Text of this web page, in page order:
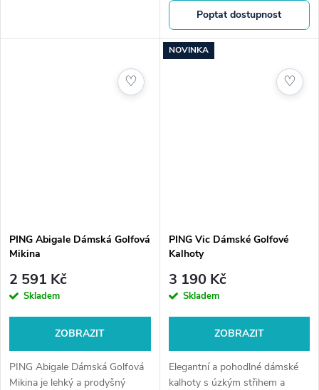
komfort a maximální funkčnost.
Poptat dostupnost
PING Abigale Dámská Golfová
Mikina
2 591 Kč
Skladem
ZOBRAZIT
PING Abigale Dámská Golfová
Mikina je lehký a prodyšný
♡
NOVINKA
PING Vic Dámské Golfové
Kalhoty
3 190 Kč
Skladem
ZOBRAZIT
Elegantní a pohodlné dámské
kalhoty s úzkým střihem a
♡